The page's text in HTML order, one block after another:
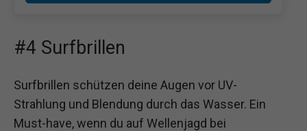
#4 Surfbrillen
Surfbrillen schützen deine Augen vor UV-
Strahlung und Blendung durch das Wasser. Ein
Must-have, wenn du auf Wellenjagd bei